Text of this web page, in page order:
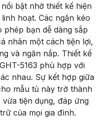
bật nhờ thiết kế hiện
hoạt. Các ngăn kéo
bạn dễ dàng sắp
nhân một cách tiện lợi,
và ngăn nắp. Thiết kế
5163 phù hợp với
nhau. Sự kết hợp giữa
mẫu tủ này trở thành
tiện dụng, đáp ứng
của mọi gia đình.